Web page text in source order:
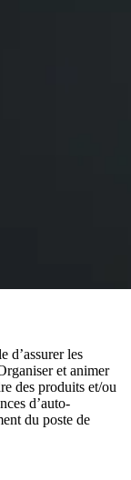
d’assurer les
et animer
des produits et/ou
d’auto-
du poste de